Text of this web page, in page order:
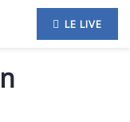
LE LIVE